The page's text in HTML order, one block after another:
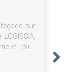
sur
plus